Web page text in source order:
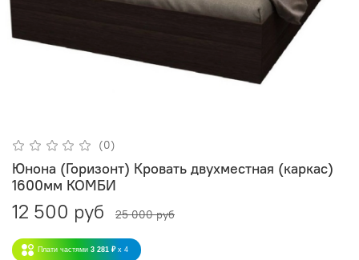
(0)
Юнона (Горизонт) Кровать двухместная (каркас)
1600мм КОМБИ
12 500 руб 25 000 руб
Плати частями 3 281 ₽ x 4